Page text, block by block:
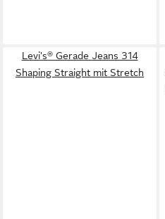
Levi's® Gerade Jeans 314
Shaping Straight mit Stretch